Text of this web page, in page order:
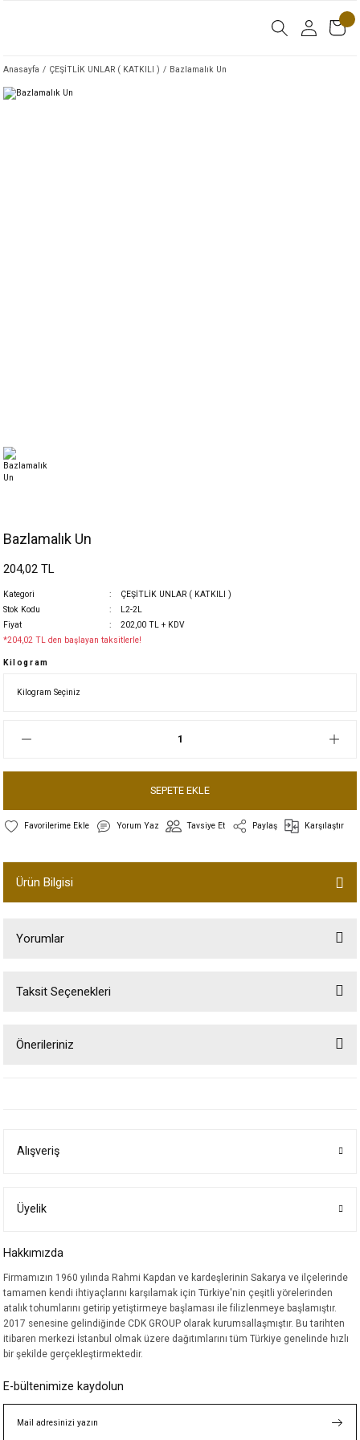
Anasayfa ÇEŞİTLİK UNLAR ( KATKILI ) Bazlamalık Un
Bazlamalık Un
204,02 TL
Kategori
ÇEŞİTLİK UNLAR ( KATKILI )
Stok Kodu
L2-2L
Fiyat
202,00 TL + KDV
*204,02 TL den başlayan taksitlerle!
Kilogram
SEPETE EKLE
Yorum Yaz Tavsiye Et Paylaş Karşılaştır
Ürün Bilgisi
Yorumlar
Taksit Seçenekleri
Önerileriniz
Ürün bilgilerinde hatalar bulunuyor.
Bu ürüne benzer farklı alternatifler olmalı.
Alışveriş
Üyelik
Hakkımızda
Firmamızın 1960 yılında Rahmi Kapdan ve kardeşlerinin Sakarya ve ilçelerinde
tamamen kendi ihtiyaçlarını karşılamak için Türkiye'nin çeşitli yörelerinden
atalık tohumlarını getirip yetiştirmeye başlaması ile filizlenmeye başlamıştır.
2017 senesine gelindiğinde CDK GROUP olarak kurumsallaşmıştır. Bu tarihten
itibaren merkezi İstanbul olmak üzere dağıtımlarını tüm Türkiye genelinde hızlı
bir şekilde gerçekleştirmektedir.
E-bültenimize kaydolun